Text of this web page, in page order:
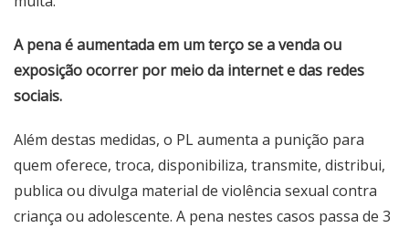
A pena é aumentada em um terço se a venda ou
exposição ocorrer por meio da internet e das redes
sociais.
Além destas medidas, o PL aumenta a punição para
quem oferece, troca, disponibiliza, transmite, distribui,
publica ou divulga material de violência sexual contra
criança ou adolescente. A pena nestes casos passa de 3